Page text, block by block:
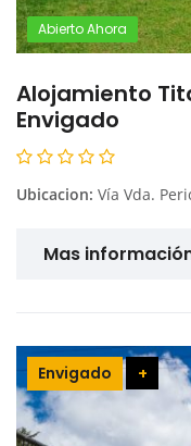
Abierto Ahora
Alojamiento
Envigado
Ubicacion: Vía Vda.
Mas
Envigado +